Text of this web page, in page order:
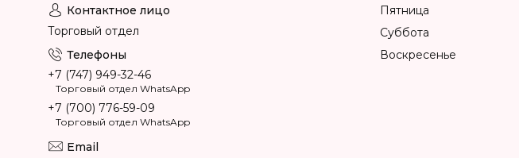
Торговый отдел
+7 (747) 949-32-46
Торговый отдел WhatsApp
+7 (700) 776-59-09
Торговый отдел WhatsApp
Пятница
Суббота
Воскресенье